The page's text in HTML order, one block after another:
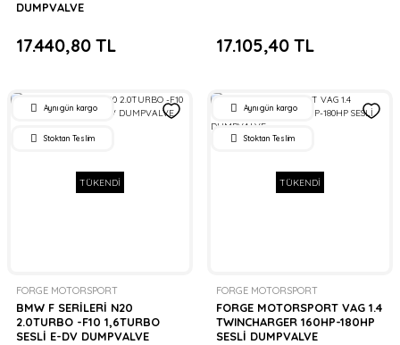
DUMPVALVE
17.440,80 TL 17.105,40 TL
TÜKENDİ
Aynı gün kargo
Stoktan Teslim
FORGE MOTORSPORT
BMW F SERİLERİ N20
2.0TURBO -F10 1,6TURBO
SESLİ E-DV DUMPVALVE
TÜKENDİ
Aynı gün kargo
Stoktan Teslim
FORGE MOTORSPORT
FORGE MOTORSPORT VAG 1.4
TWINCHARGER 160HP-180HP
SESLİ DUMPVALVE